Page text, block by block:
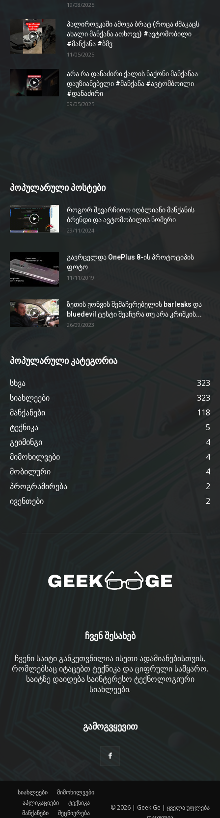
19/08/2025
პალიროვკაში ამოვა ბრატ (როცა ძმაკაცს
ახალი მანქანა ათხოვე) #ავტომობილი
#მანქანა #ბმვ
11/05/2025
არა რა დანაძირი ქალის ნაქონი მანქანაა
დაუზიანებელი #მანქანა #ავტომბოილი
#დანაძირი
09/05/2025
პოპულარული პოსტები
როგორ შევარჩიოთ იღბლიანი მანქანის
ბრენდი და ავტომობილის ნომერი
29/11/2024
გავრცელდა OnePlus 8-ის პროტოტიპის
ფოტო
11/11/2019
ზეთის ჟონვის შემაჩერებელის barleaks და
bluedevil ტესტი შეაჩერა თუ არა კრიშკის...
26/09/2023
პოპულარული კატეგორია
სხვა
323
სიახლეები
323
მანქანები
118
ტექნიკა
5
გეიმინგი
4
მიმოხილვები
4
მობილური
4
პროგრამირება
2
ივენთები
2
ჩვენ შესახებ
ჩვენი საიტი განკუთვნილია ისეთი ადამიანებისთვის,
რომლებსაც იტაცებთ ტექნიკა და ციფრული სამყარო.
საიტზე დაიდება საინტერესო ტექნოლოგიური
სიახლეები.
გამოგვყევით
სიახლეები
მიმოხილვები
აპლიკაციები
ტექნიკა
მანქანები
მეცნიერება
© 2026 | Geek.Ge | ყველა უფლება